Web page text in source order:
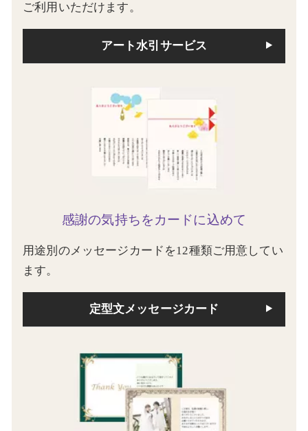
ご利用いただけます。
アート水引サービス
感謝の気持ちをカードに込めて
用途別のメッセージカードを12種類ご用意してい
ます。
定型文メッセージカード